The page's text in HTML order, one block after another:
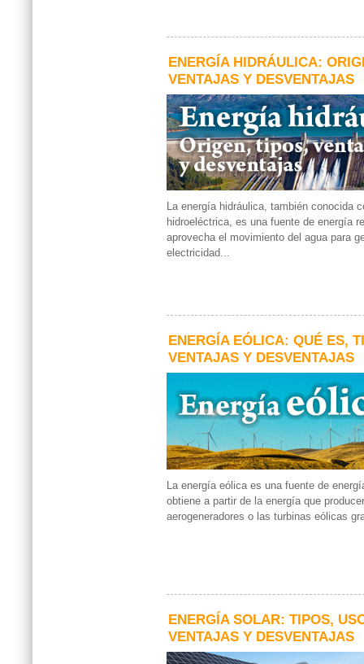
ENERGÍA HIDRÁULICA:
VENTAJAS Y DESVENTAJAS
La energía hidráulica, también conocida
hidroeléctrica, es una fuente de energía
aprovecha el movimiento del agua para
electricidad...
ENERGÍA EÓLICA: QUÉ ES,
VENTAJAS Y DESVENTAJAS
La energía eólica es una fuente de
obtiene a partir de la energía que
aerogeneradores o las turbinas eólicas
ENERGÍA SOLAR: TIPOS,
VENTAJAS Y DESVENTAJAS